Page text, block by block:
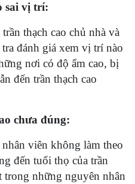
sai vị trí:
thạch cao chủ nhà và
đánh giá xem vị trí nào
nơi có độ ẩm cao, bị
đến trần thạch cao
chưa đúng:
viên không làm theo
đến tuổi thọ của trần
trong những nguyên nhân